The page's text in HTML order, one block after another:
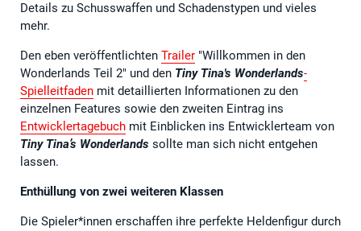
Details zu Schusswaffen und Schadenstypen und vieles
mehr.
Den eben veröffentlichten Trailer "Willkommen in den
Wonderlands Teil 2" und den Tiny Tina's Wonderlands-
Spielleitfaden mit detaillierten Informationen zu den
einzelnen Features sowie den zweiten Eintrag ins
Entwicklertagebuch mit Einblicken ins Entwicklerteam von
Tiny Tina’s Wonderlands sollte man sich nicht entgehen
lassen.
Enthüllung von zwei weiteren Klassen
Die Spieler*innen erschaffen ihre perfekte Heldenfigur durch